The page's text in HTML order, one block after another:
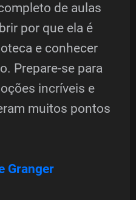
de aulas
por que ela é
e conhecer
Prepare-se para
incríveis e
muitos pontos
Granger